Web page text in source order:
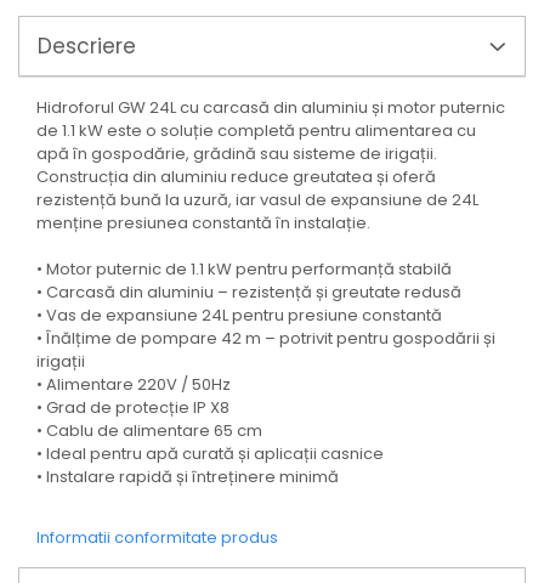
Flexuri
Mixere mortar
Motoare electrice
Pistoale de bătut cuie
Polizoare
Seturi aparate electrice
Testere electrice
Unelte multifuncționale
Scule manuale
Aparate de Tăiat Gresie
Briceag multifuncțional
Ciocan
Clești
Dălți pentru Lemn
Menghine
Scule pentru Gresie și Sticlă
Suflantă frunze
Descriere
Hidroforul GW 24L cu carcasă din aluminiu și motor puternic
de 1.1 kW este o soluție completă pentru alimentarea cu
apă în gospodărie, grădină sau sisteme de irigații.
Construcția din aluminiu reduce greutatea și oferă
rezistență bună la uzură, iar vasul de expansiune de 24L
menține presiunea constantă în instalație.
• Motor puternic de 1.1 kW pentru performanță stabilă
• Carcasă din aluminiu – rezistență și greutate redusă
• Vas de expansiune 24L pentru presiune constantă
• Înălțime de pompare 42 m – potrivit pentru gospodării și
irigații
• Alimentare 220V / 50Hz
• Grad de protecție IP X8
• Cablu de alimentare 65 cm
• Ideal pentru apă curată și aplicații casnice
• Instalare rapidă și întreținere minimă
Informatii conformitate produs